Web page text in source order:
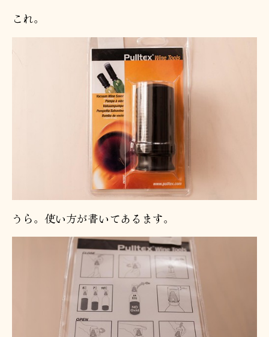
これ。
うら。使い方が書いてあるます。